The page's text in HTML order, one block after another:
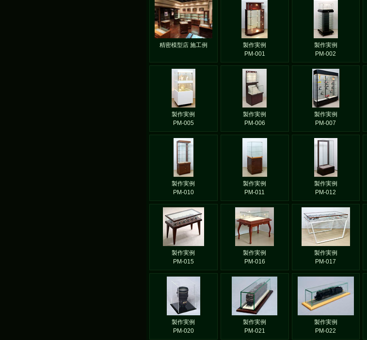
精密模型店 施工例
製作実例
PM-001
製作実例
PM-002
製作実例
PM-005
製作実例
PM-006
製作実例
PM-007
製作実例
PM-010
製作実例
PM-011
製作実例
PM-012
製作実例
PM-015
製作実例
PM-016
製作実例
PM-017
製作実例
PM-020
製作実例
PM-021
製作実例
PM-022